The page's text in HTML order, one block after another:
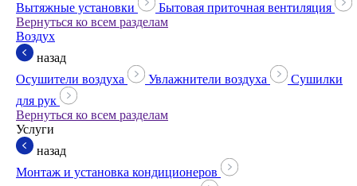
Вытяжные установки
Бытовая приточная вентиляция
Вернуться ко всем разделам
Воздух
назад
Осушители воздуха
Увлажнители воздуха
Сушилки
для рук
Вернуться ко всем разделам
Услуги
назад
Монтаж и установка кондиционеров